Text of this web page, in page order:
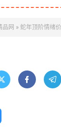
品网 » 蛇年顶阶情绪
 